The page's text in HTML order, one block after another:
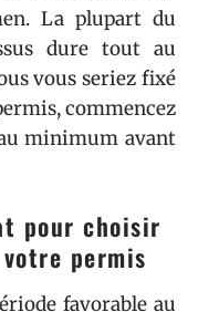
La plupart du
dure tout au
vous seriez fixé
commencez
minimum avant
pour choisir
permis
favorable au